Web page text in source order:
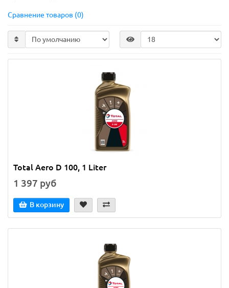
Сравнение товаров (0)
Total Aero D 100, 1 Liter
1 397 руб
В корзину